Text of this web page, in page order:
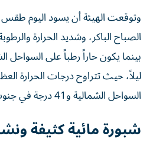
وتوقعت الهيئة أن يسود اليوم
الصباح الباكر، وشديد الحرارة
بينما يكون حاراً رطباً على السواحل
السواحل الشمالية و41 درجة في جنوب الصعيد.
شبورة مائية كثيفة